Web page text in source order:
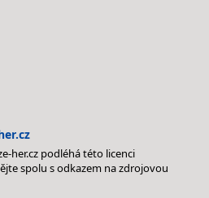
her.cz podléhá této licenci
spolu s odkazem na zdrojovou